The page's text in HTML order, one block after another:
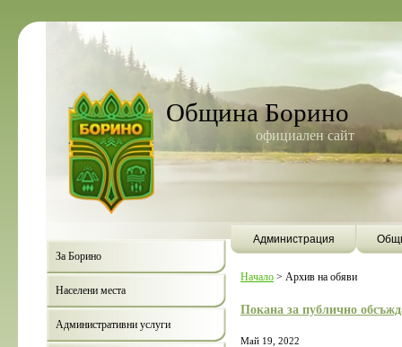
Община Борино
официален сайт
Администрация
За Борино
Населени места
Административни услуги
Начало > Архив на обяви
Покана за публично
Май 19, 2022